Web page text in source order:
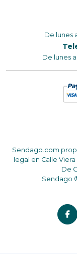
De lunes
De lunes
Sendago.com
legal en Calle
De
Sendago